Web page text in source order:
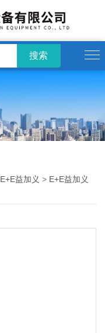
益加义 > E+E益加义